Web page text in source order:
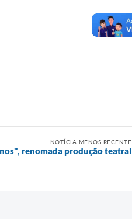
NOTÍCIA MENOS RECENTE
renomada produção teatral